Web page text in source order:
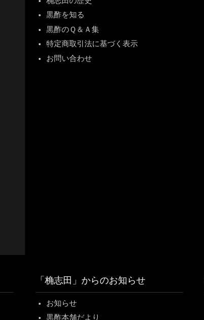
黒酢を知る
黒酢のＱ＆Ａ集
特定商取引法に基づく表示
お問い合わせ
「桷志田」からのお知らせ
お知らせ
黒酢本舗だより